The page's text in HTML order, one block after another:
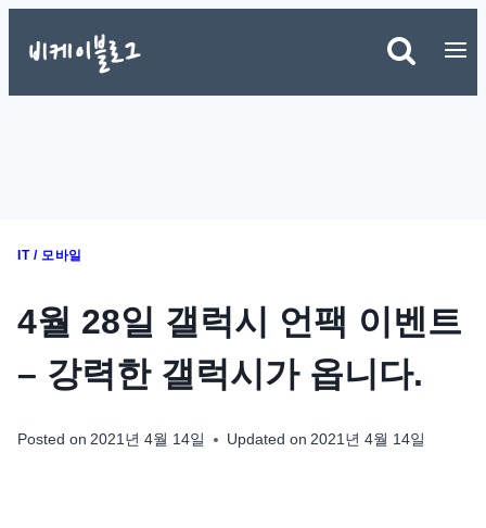
IT / 모바일
4월 28일 갤럭시 언팩 이벤트
– 강력한 갤럭시가 옵니다.
Posted on 2021년 4월 14일 Updated on 2021년 4월 14일